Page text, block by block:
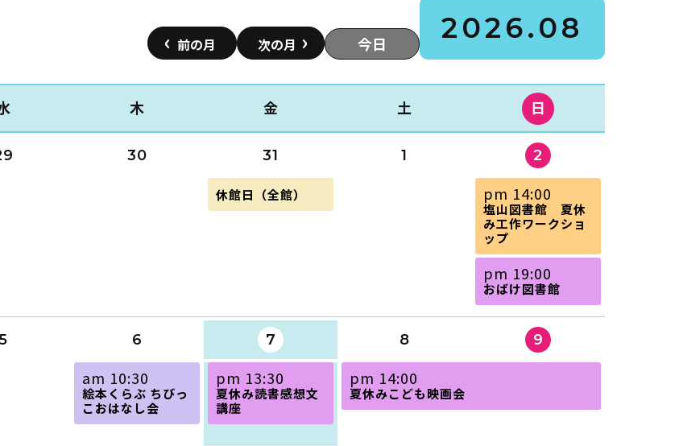
今日 2026.08
木 金 土 日
30 31 1 2
金
曜
休館日（全館） 日
曜
日,
8
月
2026
pm 14:00
塩山図書館 夏休
み工作ワークショ
ップ
日
曜
日,
8
2026
pm 19:00
おばけ図書館
6 7 8 9
木
曜
日,
8
am 10:30
絵本くらぶ ちびっ
こおはなし会
金
曜
日,
8
pm 13:30
夏休み読書感想文
講座
土
曜
日,
pm 14:00
夏休みこども映画会